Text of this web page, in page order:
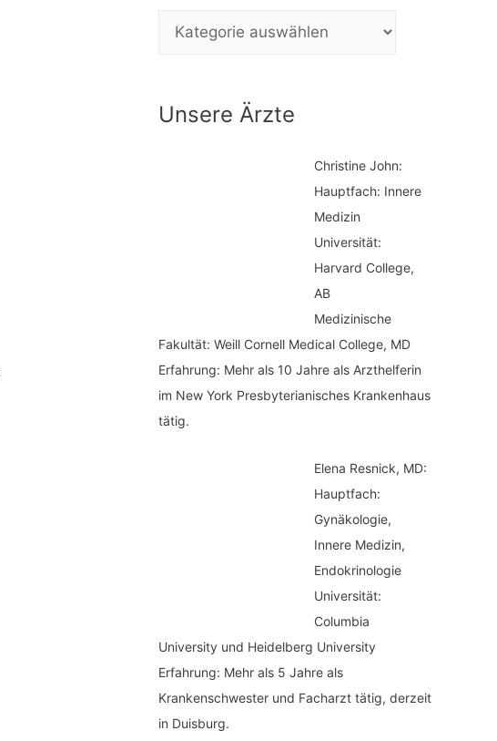
c
e
Unsere Ärzte
Christine John:
Hauptfach: Innere
Medizin
Universität:
Harvard College,
AB
Medizinische
Fakultät: Weill Cornell Medical College, MD
Erfahrung: Mehr als 10 Jahre als Arzthelferin
im New York Presbyterianisches Krankenhaus
tätig.
Elena Resnick, MD:
Hauptfach:
Gynäkologie,
Innere Medizin,
Endokrinologie
Universität:
Columbia
University und Heidelberg University
Erfahrung: Mehr als 5 Jahre als
Krankenschwester und Facharzt tätig, derzeit
in Duisburg.